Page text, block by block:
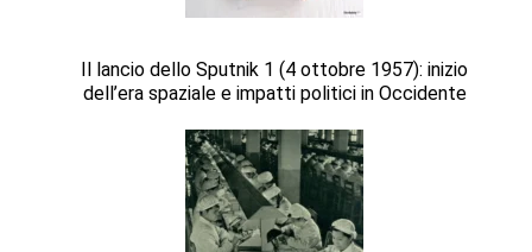
Il lancio dello Sputnik 1 (4 ottobre 1957): inizio
dell’era spaziale e impatti politici in Occidente